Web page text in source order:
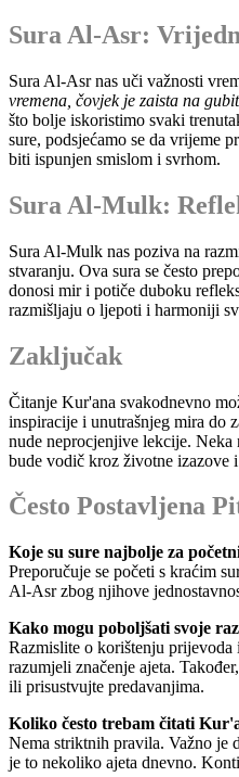
Sura Al-Asr:
Sura Al-Asr nas uči važnosti
vremena, čovjek je zaista na
što bolje iskoristimo svaki
sure, podsjećamo se da vrijeme
biti ispunjen smislom i svrhom.
Sura Al-Mulk:
Sura Al-Mulk nas poziva na
stvaranju. Ova sura se često
donosi mir i potiče duboku
razmišljaju o ljepoti i harmoniji
Zaključak
Čitanje Kur'ana svakodnevno
inspiracije i unutrašnjeg mira do
nude neprocjenjive lekcije. Neka
bude vodič kroz životne izazove
Često Postavljena
Koje su sure najbolje za
Preporučuje se početi s kraćim
Al-Asr zbog njihove
Kako mogu poboljšati svoje
Razmislite o korištenju prijevoda
razumjeli značenje ajeta.
ili prisustvujte predavanjima.
Koliko često trebam čitati
Nema striktnih pravila. Važno je
je to nekoliko ajeta dnevno.